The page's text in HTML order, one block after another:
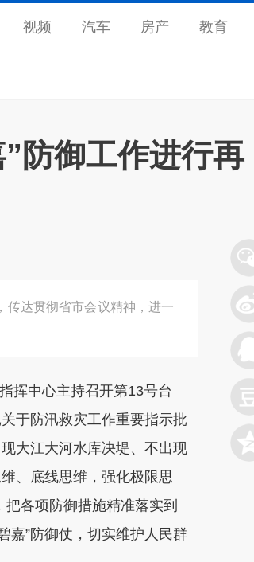
视频 汽车 房产 教育
防御工作进行再
传达贯彻省市会议精神，进一
挥中心主持召开第13号台
于防汛救灾工作重要指示批
大江大河水库决堤、不出现
、底线思维，强化极限思
各项防御措施精准落实到
嘉”防御仗，切实维护人民群